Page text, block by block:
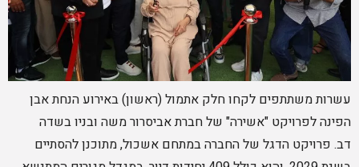
עשרות משתתפים לקחו חלק אתמול (ראשון) באירוע הנחת אבן
הפינה לפרויקט "אשירה" של חברת אביסרור משה ובניו בשדה
דב. פרויקט הדגל של החברה במתחם אשכול, מתוכנן להסתיים